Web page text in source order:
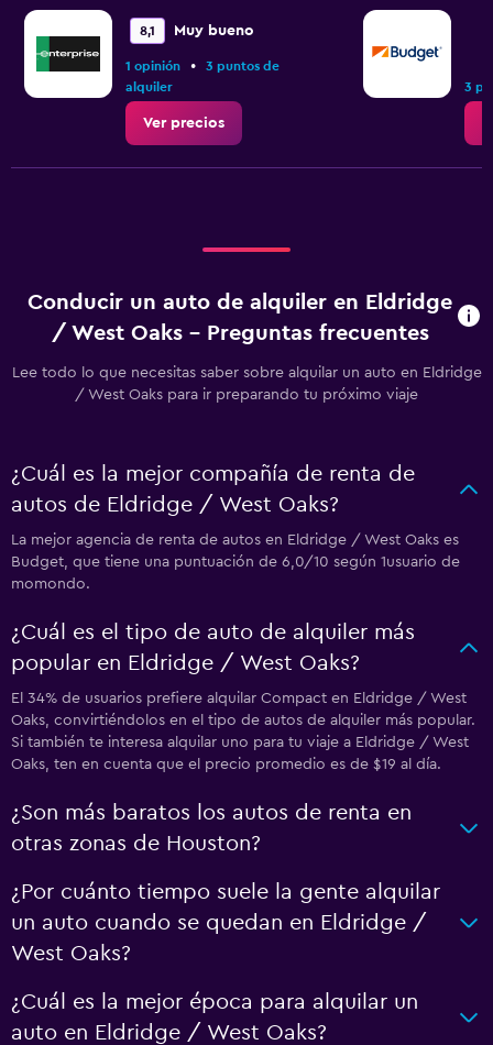
8,1 Muy bueno
1 opinión •
3 puntos de
alquiler
Ver precios
3
Conducir un auto de alquiler en Eldridge
/ West Oaks - Preguntas frecuentes
Lee todo lo que necesitas saber sobre alquilar un auto en Eldridge
/ West Oaks para ir preparando tu próximo viaje
¿Cuál es la mejor compañía de renta de
autos de Eldridge / West Oaks?
La mejor agencia de renta de autos en Eldridge / West Oaks es
Budget, que tiene una puntuación de 6,0/10 según 1usuario de
momondo.
¿Cuál es el tipo de auto de alquiler más
popular en Eldridge / West Oaks?
El 34% de usuarios prefiere alquilar Compact en Eldridge / West
Oaks, convirtiéndolos en el tipo de autos de alquiler más popular.
Si también te interesa alquilar uno para tu viaje a Eldridge / West
Oaks, ten en cuenta que el precio promedio es de $19 al día.
¿Son más baratos los autos de renta en
otras zonas de Houston?
¿Por cuánto tiempo suele la gente alquilar
un auto cuando se quedan en Eldridge /
West Oaks?
¿Cuál es la mejor época para alquilar un
auto en Eldridge / West Oaks?